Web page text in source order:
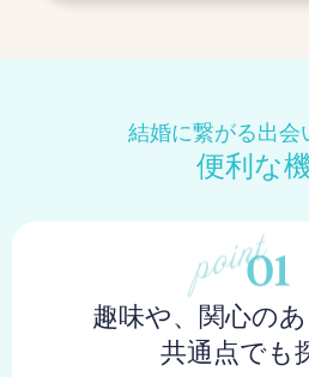
結婚に繋がる出会
便利な
趣味や、関心の
共通点でも